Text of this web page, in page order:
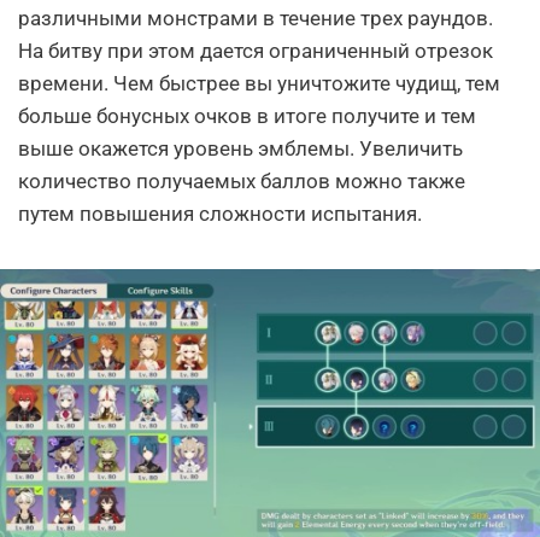
различными монстрами в течение трех раундов.
На битву при этом дается ограниченный отрезок
времени. Чем быстрее вы уничтожите чудищ, тем
больше бонусных очков в итоге получите и тем
выше окажется уровень эмблемы. Увеличить
количество получаемых баллов можно также
путем повышения сложности испытания.